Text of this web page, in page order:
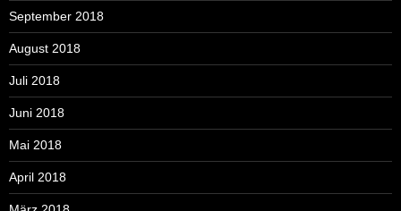
September 2018
August 2018
Juli 2018
Juni 2018
Mai 2018
April 2018